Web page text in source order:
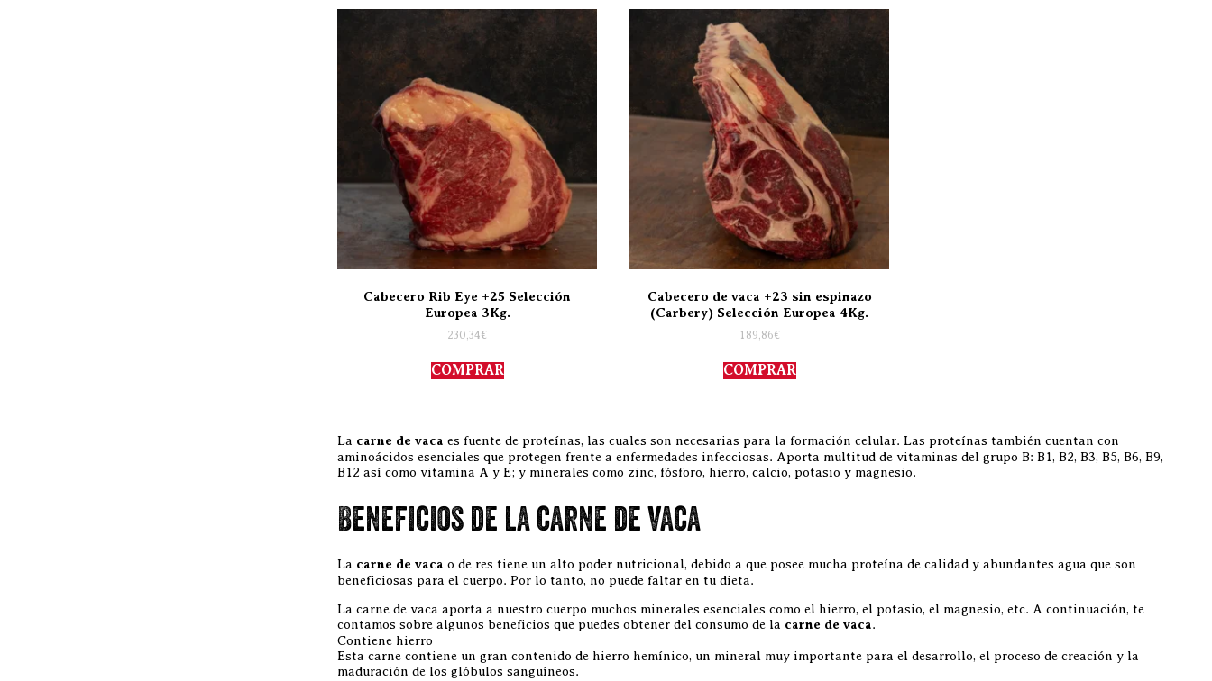
Cabecero Rib Eye +25 Selección
Europea 3Kg.
230,34€
COMPRAR
Cabecero de vaca +23 sin espinazo
(Carbery) Selección Europea 4Kg.
189,86€
COMPRAR
La carne de vaca es fuente de proteínas, las cuales son necesarias para la formación celular. Las proteínas también cuentan con
aminoácidos esenciales que protegen frente a enfermedades infecciosas. Aporta multitud de vitaminas del grupo B: B1, B2, B3, B5, B6, B9,
B12 así como vitamina A y E; y minerales como zinc, fósforo, hierro, calcio, potasio y magnesio.
Beneficios de la carne de vaca
La carne de vaca o de res tiene un alto poder nutricional, debido a que posee mucha proteína de calidad y abundantes agua que son
beneficiosas para el cuerpo. Por lo tanto, no puede faltar en tu dieta.
La carne de vaca aporta a nuestro cuerpo muchos minerales esenciales como el hierro, el potasio, el magnesio, etc. A continuación, te
contamos sobre algunos beneficios que puedes obtener del consumo de la carne de vaca.
Contiene hierro
Esta carne contiene un gran contenido de hierro hemínico, un mineral muy importante para el desarrollo, el proceso de creación y la
maduración de los glóbulos sanguíneos.